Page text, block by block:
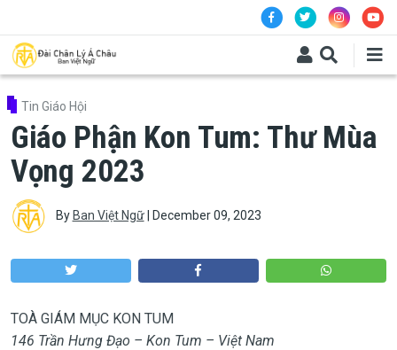
Tin Giáo Hội
Giáo Phận Kon Tum: Thư Mùa
Vọng 2023
By Ban Việt Ngữ| December 09, 2023
TOÀ GIÁM MỤC KON TUM
146 Trần Hưng Đạo – Kon Tum – Việt Nam